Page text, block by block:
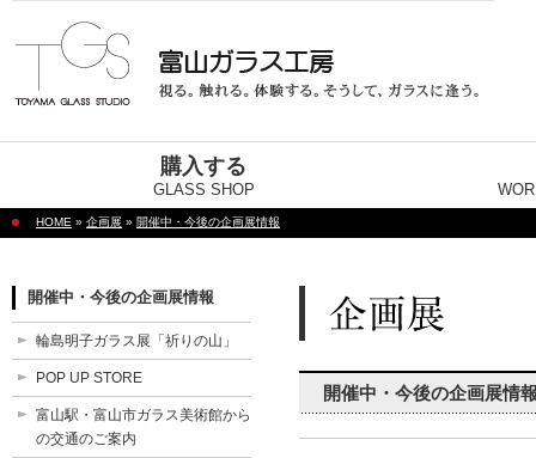
購入する
GLASS SHOP
HOME » 企画展 » 開催中・今後の企画展情報
開催中・今後の企画展情
開催中・今後の企画展情報
輪島明子ガラス展「祈りの山」
POP UP STORE
富山駅・富山市ガラス美術館から
の交通のご案内